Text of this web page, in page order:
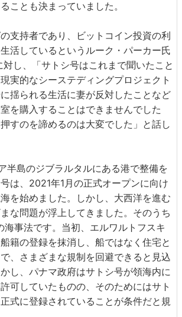
ことも決まっていました。
支持者であり、ビットコイン投資の利
活しているというルーク・パーカー氏
し、「サトシ号はこれまで聞いたこと
実的なシーステディングプロジェクト
揺られる生活に妻が反対したことなど
を購入することはできませんでした
すのを諦めるのは大変でした」と話し
半島のジブラルタルにある港で整備を
は、2021年1月の正式オープンに向け
を始めました。しかし、大西洋を進む
な問題が浮上してきました。そのうち
海事法です。当初、エルワルトフスキ
籍の登録を抹消し、船ではなく住宅と
、さまざまな規制を回避できると見込
し、パナマ政府はサトシ号が領海内に
可していたものの、そのためにはサト
式に登録されていることが条件だと規